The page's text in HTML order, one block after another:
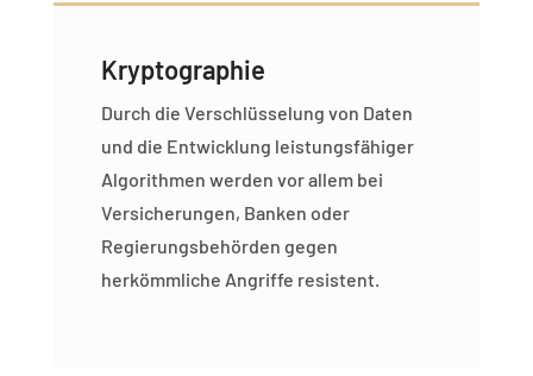
Kryptographie
Durch die Verschlüsselung von Daten
und die Entwicklung leistungsfähiger
Algorithmen werden vor allem bei
Versicherungen, Banken oder
Regierungsbehörden gegen
herkömmliche Angriffe resistent.